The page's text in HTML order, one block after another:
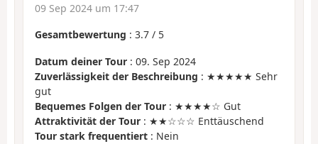
09 Sep 2024 um 17:47
Gesamtbewertung : 3.7 / 5
Datum deiner Tour : 09. Sep 2024
Zuverlässigkeit der Beschreibung : ★★★★★ Sehr
gut
Bequemes Folgen der Tour : ★★★★☆ Gut
Attraktivität der Tour : ★★☆☆☆ Enttäuschend
Tour stark frequentiert : Nein